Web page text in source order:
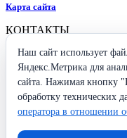
Карта сайта
КОНТАКТЫ
426009, Удмуртская
г. Ижевск, ул. Ухтомского, 25
+7 (3412) 37-96-26
secretary@iro18.ru
Схема проезда
Наш сайт использует
Яндекс.Метрика для
сайта. Нажимая кнопку
обработку технических
оператора в отношении